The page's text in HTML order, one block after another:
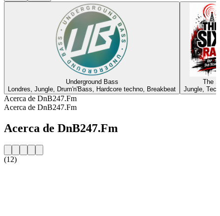
Underground Bass
Londres, Jungle, Drum'n'Bass, Hardcore techno, Breakbeat
The
Jungle,
Acerca de DnB247.Fm
Acerca de DnB247.Fm
Acerca de DnB247.Fm
(12)